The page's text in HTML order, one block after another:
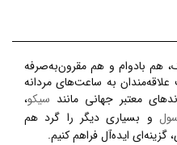
هم بادوام و هم مقرون‌به‌صرفه
به ساعت‌های مردانه
معتبر جهانی مانند سیکو،
و بسیاری دیگر را گرد هم
گزینه‌ای ایده‌آل فراهم کنیم.